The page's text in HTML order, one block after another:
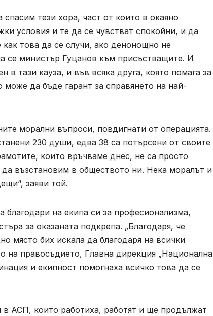
спасим тези хора, част от които в окаяно
условия и те да се чувстват спокойни, и да
това да се случи, ако денонощно не
се министър Гуцанов към присъстващите. И
тази кауза, и във всяка друга, която помага за
да бъде гарант за справянето на най-
морални въпроси, повдигнати от операцията.
230 души, едва 38 са потърсени от своите
които връчваме днес, не са просто
възстановим в обществото ни. Нека моралът и
заяви той.
на екипа си за професионализма,
за оказаната подкрепа. „Благодаря, че
място бих искала да благодаря на всички
на правосъдието, Главна дирекция „Национална
и екипност помогнаха всичко това да се
в АСП, които работиха, работят и ще продължат